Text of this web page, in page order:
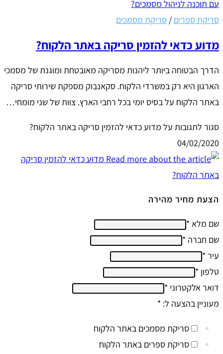
סריקת ספרים / סריקת מסמכים
מדוע כדאי להזמין סריקה באתר הלקוח?
הדרך הבטוחה ביותר ליהנות מסריקה מאובטחת ומוגנת של מסמכי
הארגון היא רק במשרדי הלקוח. סקאנבוק מספקת שירותי סריקה
באתר הלקוח על בסיס יומי בכל רחבי הארץ. צוות של שני מומחי…
סגור לתגובות על מדוע כדאי להזמין סריקה באתר הלקוח?
04/02/2020
הצעת מחיר מהירה
שם מלא*
שם חברה *
עיר*
טלפון *
דואר אלקטרוני *
מעוניין בהצעה ל: *
סריקת מסמכים באתר הלקוח
סריקת ספרים באתר הלקוח